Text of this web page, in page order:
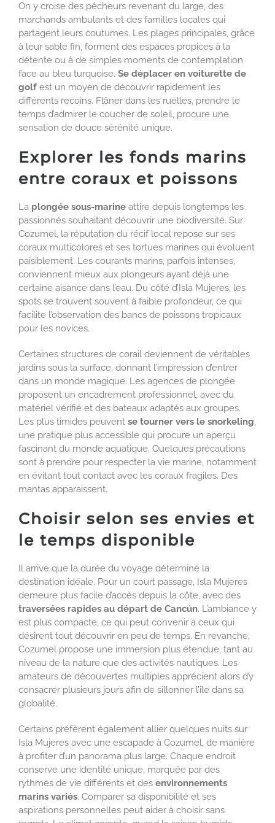
On y croise des pêcheurs revenant du large, des
marchands ambulants et des familles locales qui
partagent leurs coutumes. Les plages principales, grâce
à leur sable fin, forment des espaces propices à la
détente ou à de simples moments de contemplation
face au bleu turquoise. Se déplacer en voiturette de
golf est un moyen de découvrir rapidement les
différents recoins. Flâner dans les ruelles, prendre le
temps d’admirer le coucher de soleil, procure une
sensation de douce sérénité unique.
Explorer les fonds marins
entre coraux et poissons
La plongée sous-marine attire depuis longtemps les
passionnés souhaitant découvrir une biodiversité. Sur
Cozumel, la réputation du récif local repose sur ses
coraux multicolores et ses tortues marines qui évoluent
paisiblement. Les courants marins, parfois intenses,
conviennent mieux aux plongeurs ayant déjà une
certaine aisance dans l’eau. Du côté d’Isla Mujeres, les
spots se trouvent souvent à faible profondeur, ce qui
facilite l’observation des bancs de poissons tropicaux
pour les novices.
Certaines structures de corail deviennent de véritables
jardins sous la surface, donnant l’impression d’entrer
dans un monde magique. Les agences de plongée
proposent un encadrement professionnel, avec du
matériel vérifié et des bateaux adaptés aux groupes.
Les plus timides peuvent se tourner vers le snorkeling,
une pratique plus accessible qui procure un aperçu
fascinant du monde aquatique. Quelques précautions
sont à prendre pour respecter la vie marine, notamment
en évitant tout contact avec les coraux fragiles. Des
mantas apparaissent.
Choisir selon ses envies et
le temps disponible
Il arrive que la durée du voyage détermine la
destination idéale. Pour un court passage, Isla Mujeres
demeure plus facile d’accès depuis la côte, avec des
traversées rapides au départ de Cancún. L’ambiance y
est plus compacte, ce qui peut convenir à ceux qui
désirent tout découvrir en peu de temps. En revanche,
Cozumel propose une immersion plus étendue, tant au
niveau de la nature que des activités nautiques. Les
amateurs de découvertes multiples apprécient alors d’y
consacrer plusieurs jours afin de sillonner l’île dans sa
globalité.
Certains préfèrent également allier quelques nuits sur
Isla Mujeres avec une escapade à Cozumel, de manière
à profiter d’un panorama plus large. Chaque endroit
conserve une identité unique, marquée par des
rythmes de vie différents et des environnements
marins variés. Comparer sa disponibilité et ses
aspirations personnelles peut aider à choisir sans